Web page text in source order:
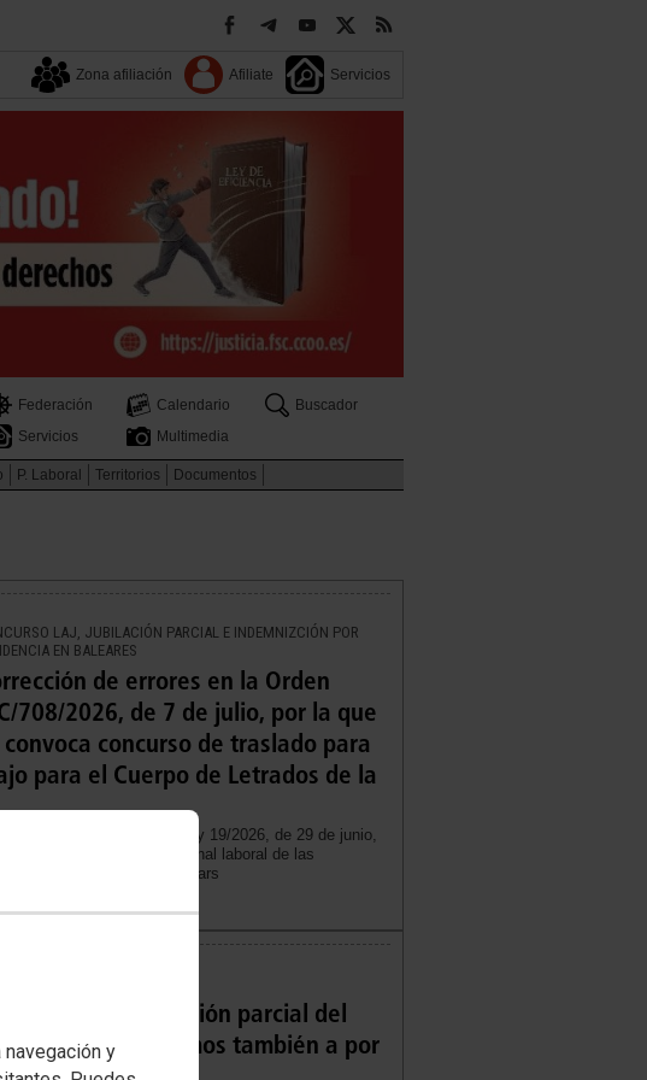
y
Zona afiliación Afiliate Servicios
Federación Calendario
Buscador
Servicios Multimedia
P. Laboral Territorios Documentos
LAJ, JUBILACIÓN PARCIAL E INDEMNIZCIÓN POR
EN BALEARES
de errores en la Orden
708/2026, de 7 de julio, por la que
convoca concurso de traslado para
para el Cuerpo de Letrados de la
del Real Decreto-ley 19/2026, de 29 de junio,
anticipada del personal laboral de las
de insularidad en Illes Balears
la jubilación parcial del
laboral, vamos también a por